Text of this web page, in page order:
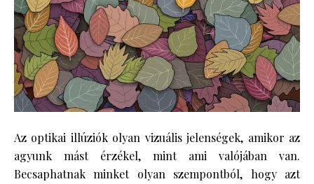
Az optikai illúziók olyan vizuális jelenségek, amikor az
agyunk mást érzékel, mint ami valójában van.
Becsaphatnak minket olyan szempontból, hogy azt